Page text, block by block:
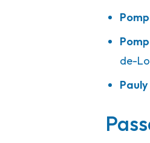
Pompes Funèbres
Consulter l'agence
de-